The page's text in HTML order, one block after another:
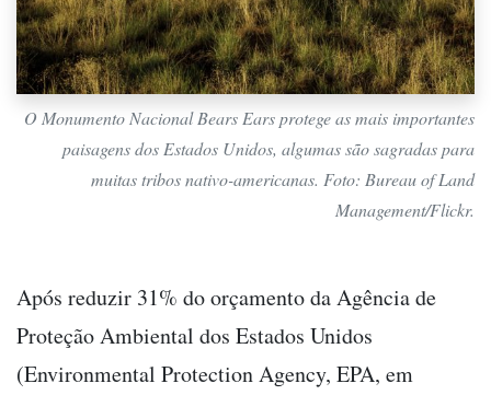
O Monumento Nacional Bears Ears protege as mais importantes
paisagens dos Estados Unidos, algumas são sagradas para
muitas tribos nativo-americanas. Foto: Bureau of Land
Management/Flickr.
Após reduzir 31% do orçamento da Agência de
Proteção Ambiental dos Estados Unidos
(Environmental Protection Agency, EPA, em